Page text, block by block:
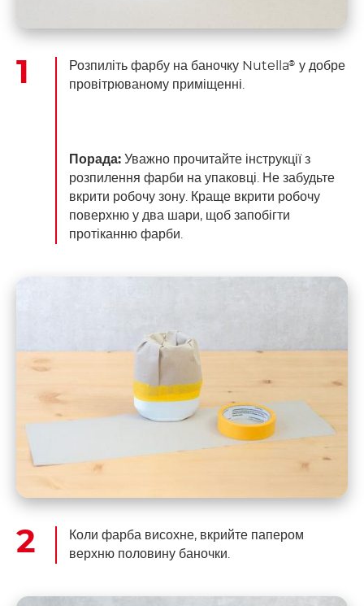
Розпиліть фарбу на баночку Nutella® у добре
провітрюваному приміщенні.
Порада: Уважно прочитайте інструкції з
розпилення фарби на упаковці. Не забудьте
вкрити робочу зону. Краще вкрити робочу
поверхню у два шари, щоб запобігти
протіканню фарби.
Коли фарба висохне, вкрийте папером
верхню половину баночки.